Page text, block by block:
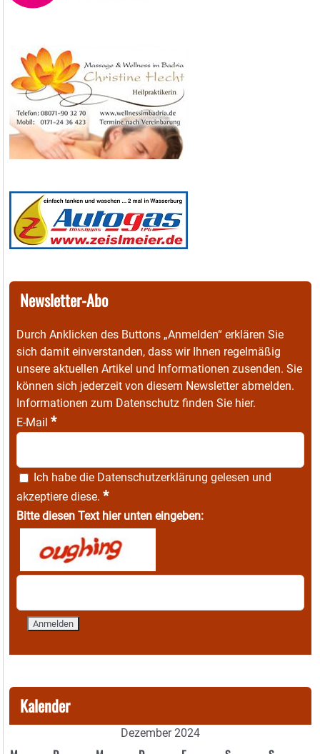
Newsletter-Abo
Durch Anklicken des Buttons „Anmelden“ erklären Sie
sich damit einverstanden, dass wir Ihnen regelmäßig
unsere aktuellen Artikel und Informationen zusenden. Sie
können sich jederzeit von diesem Newsletter abmelden.
Informationen zum Datenschutz finden Sie hier.
E-Mail *
Ich habe die Datenschutzerklärung gelesen und
akzeptiere diese. *
Bitte diesen Text hier unten eingeben:
Kalender
Dezember 2024